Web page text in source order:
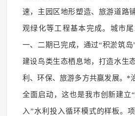
速，主园区地形塑造、旅游道路
观绿化等工程基本完成。城市
一、二期已完成，通过“积淤筑
建设鸟类生态栖息地，打造水生
利、环保、旅游多方共赢发展。*
全面启动，这也是我市创新建
入”水利投入循环模式的样板。